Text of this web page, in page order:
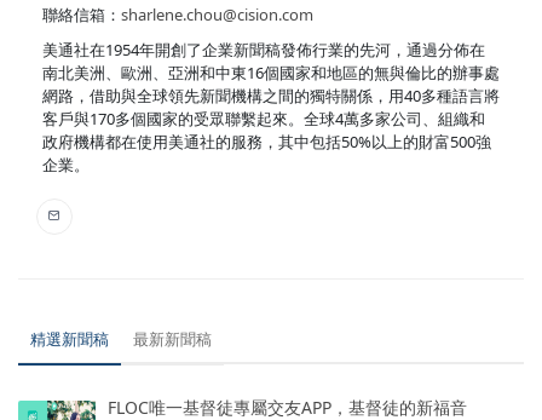
聯絡信箱： sharlene.chou@cision.com
美通社在1954年開創了企業新聞稿發佈行業的先河，通過分佈在
南北美洲、歐洲、亞洲和中東16個國家和地區的無與倫比的辦事處
網路，借助與全球領先新聞機構之間的獨特關係，用40多種語言將
客戶與170多個國家的受眾聯繫起來。全球4萬多家公司、組織和
政府機構都在使用美通社的服務，其中包括50%以上的財富500強
企業。
精選新聞稿 最新新聞稿
FLOC唯一基督徒專屬交友APP，基督徒的新福音